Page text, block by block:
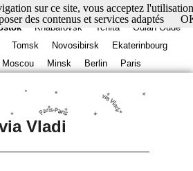
Khabarovsk Tchita
Oulan Oudé
Tomsk Novosibirsk
Ekaterinbourg
Moscou Minsk Berlin Paris
Vladi
sur ce site, vous acceptez l'utilisation
des contenus et services adaptés